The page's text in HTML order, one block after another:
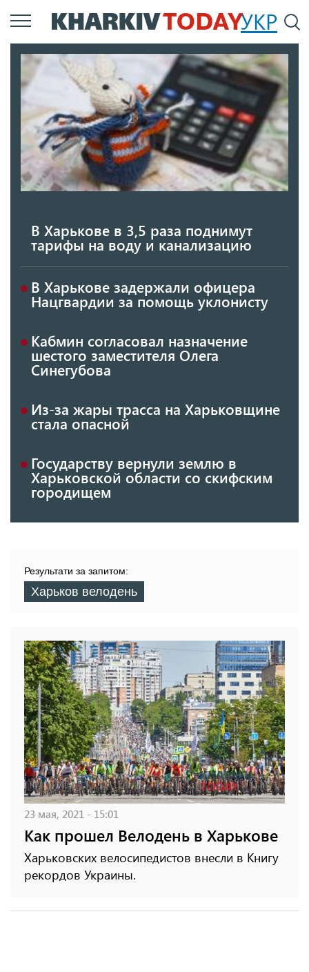
Перейти
к
содержанию
УКР
В Харькове в 3,5 раза поднимут
тарифы на воду и канализацию
В Харькове задержали офицера
Нацгвардии за помощь уклонисту
Кабмин согласовал назначение
шестого заместителя Олега
Синегубова
Из-за жары трасса на Харьковщине
стала опасной
Государству вернули землю в
Харьковской области со скифским
городищем
Результати за запитом:
Харьков велодень
23 мая, 2021 - 15:01
Как прошел Велодень в Харькове
Харьковских велосипедистов внесли в Книгу
рекордов Украины.